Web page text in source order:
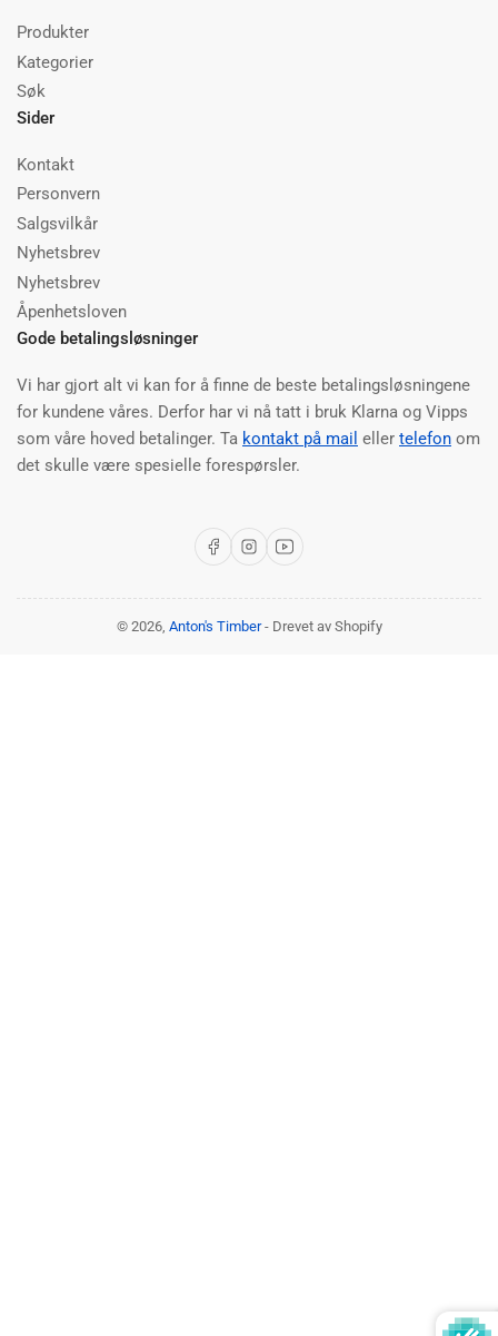
Produkter
Kategorier
Søk
Sider
Kontakt
Personvern
Salgsvilkår
Nyhetsbrev
Nyhetsbrev
Åpenhetsloven
Gode betalingsløsninger
Vi har gjort alt vi kan for å finne de beste betalingsløsningene
for kundene våres. Derfor har vi nå tatt i bruk Klarna og Vipps
som våre hoved betalinger. Ta kontakt på mail eller telefon om
det skulle være spesielle forespørsler.
Facebook
InstagramYouTube
© 2026, Anton's Timber- Drevet av Shopify